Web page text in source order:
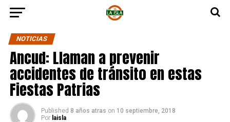
NOTICIAS
Ancud: Llaman a prevenir
accidentes de tránsito en estas
Fiestas Patrias
Published 8 años atras on 10 septiembre, 2018
Por laisla